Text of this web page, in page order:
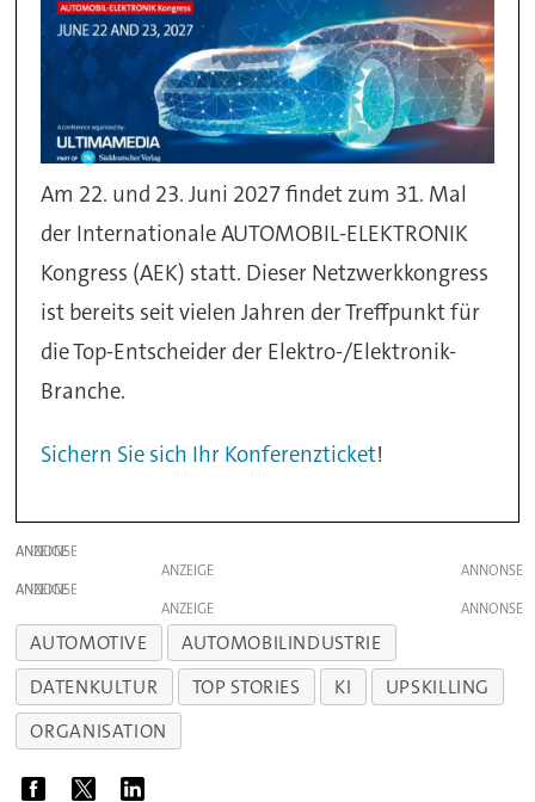
Am 22. und 23. Juni 2027 findet zum 31. Mal
der Internationale AUTOMOBIL-ELEKTRONIK
Kongress (AEK) statt. Dieser Netzwerkkongress
ist bereits seit vielen Jahren der Treffpunkt für
die Top-Entscheider der Elektro-/Elektronik-
Branche.
Sichern Sie sich Ihr Konferenzticket!
ANZEIGE
ANZEIGE
ANZEIGE
ANZEIGE
AUTOMOTIVE
AUTOMOBILINDUSTRIE
DATENKULTUR
TOP STORIES KI
UPSKILLING
ORGANISATION